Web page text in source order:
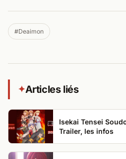
#Deaimon
✦Articles liés
Isekai Tensei
Trailer, les infos